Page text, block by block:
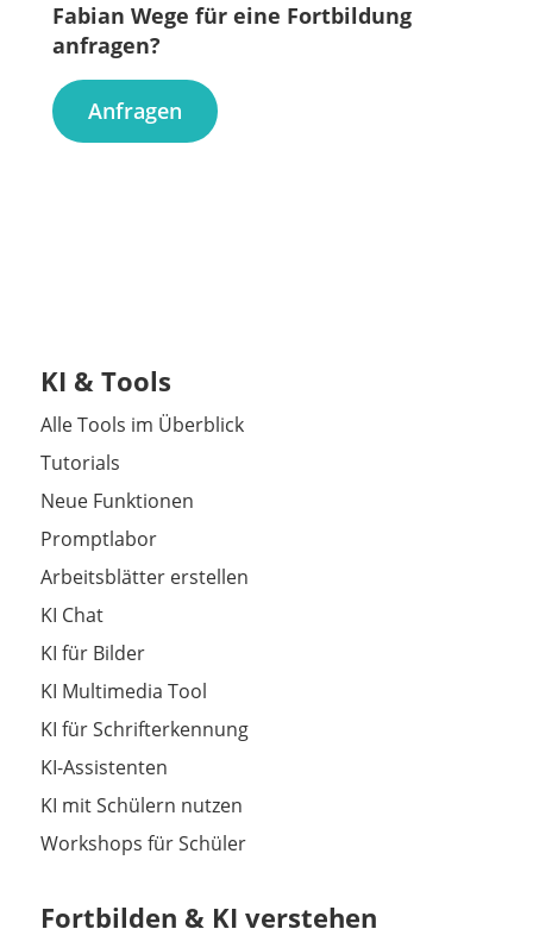
Fabian Wege für eine Fortbildung
anfragen?
Anfragen
KI & Tools
Alle Tools im Überblick
Tutorials
Neue Funktionen
Promptlabor
Arbeitsblätter erstellen
KI Chat
KI für Bilder
KI Multimedia Tool
KI für Schrifterkennung
KI-Assistenten
KI mit Schülern nutzen
Workshops für Schüler
Fortbilden & KI verstehen